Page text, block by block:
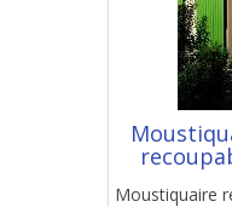
Moustiquaire